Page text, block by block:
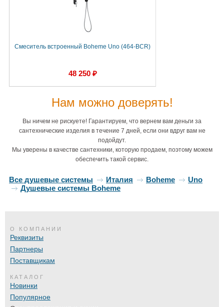
Смеситель встроенный Boheme Uno (464-BCR)
48 250 ₽
Нам можно доверять!
Вы ничем не рискуете! Гарантируем, что вернем вам деньги за
сантехнические изделия в течение 7 дней, если они вдруг вам не
подойдут.
Мы уверены в качестве сантехники, которую продаем, поэтому можем
обеспечить такой сервис.
Все душевые системы Италия Boheme
Uno
Душевые системы Boheme
О КОМПАНИИ
Реквизиты
Партнеры
Поставщикам
КАТАЛОГ
Новинки
Популярное